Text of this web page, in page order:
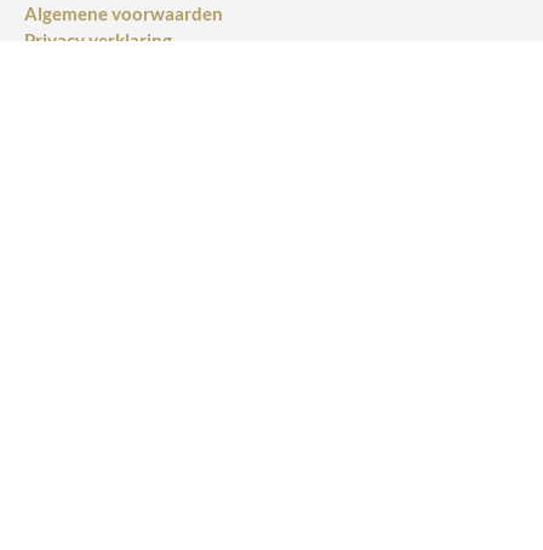
Algemene voorwaarden
Privacy verklaring